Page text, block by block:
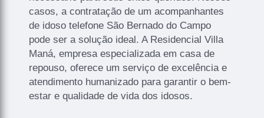
casos, a contratação de um acompanhantes
de idoso telefone São Bernado do Campo
pode ser a solução ideal. A Residencial Villa
Maná, empresa especializada em casa de
repouso, oferece um serviço de excelência e
atendimento humanizado para garantir o bem-
estar e qualidade de vida dos idosos.